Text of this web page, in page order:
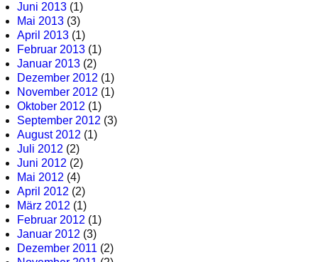
Juni 2013 (1)
Mai 2013 (3)
April 2013 (1)
Februar 2013 (1)
Januar 2013 (2)
Dezember 2012 (1)
November 2012 (1)
Oktober 2012 (1)
September 2012 (3)
August 2012 (1)
Juli 2012 (2)
Juni 2012 (2)
Mai 2012 (4)
April 2012 (2)
März 2012 (1)
Februar 2012 (1)
Januar 2012 (3)
Dezember 2011 (2)